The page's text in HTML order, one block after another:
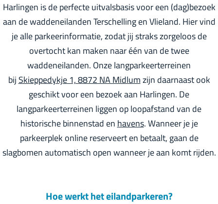
d
e
r
l
a
n
d
s
Harlingen is de perfecte uitvalsbasis voor een (dag)bezoek
aan de waddeneilanden Terschelling en Vlieland. Hier vind
je alle parkeerinformatie, zodat jij straks zorgeloos de
overtocht kan maken naar één van de twee
waddeneilanden. Onze langparkeerterreinen
bij Skieppedykje 1, 8872 NA Midlumzijn daarnaast ook
geschikt voor een bezoek aan Harlingen. De
langparkeerterreinen liggen op loopafstand van de
historische binnenstad en havens. Wanneer je je
parkeerplek online reserveert en betaalt, gaan de
slagbomen automatisch open wanneer je aan komt rijden.
Hoe werkt het eilandparkeren?